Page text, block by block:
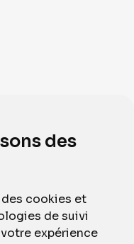
des
cookies et
de suivi
expérience